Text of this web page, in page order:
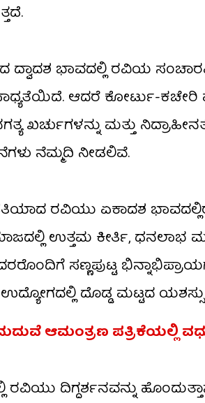
ದ್ವಾದಶ ಭಾವದಲ್ಲಿ ರವಿಯ
ಆದರೆ ಕೋರ್ಟು-ಕಚೇರಿ
ಖರ್ಚುಗಳನ್ನು ಮತ್ತು
ನೆಮ್ಮದಿ ನೀಡಲಿವೆ.
ರವಿಯು ಏಕಾದಶ
ಉತ್ತಮ ಕೀರ್ತಿ, ಧನಲಾಭ
ಸಣ್ಣಪುಟ್ಟ
ಉದ್ಯೋಗದಲ್ಲಿ ದೊಡ್ಡ ಮಟ್ಟದ
ಆಮಂತ್ರಣ ಪತ್ರಿಕೆಯಲ್ಲಿ
ದಿಗ್ದರ್ಶನವನ್ನು